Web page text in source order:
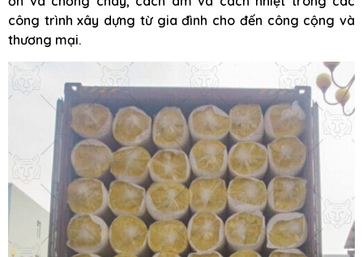
công trình xây dựng từ gia đình cho đến công cộng và
thương mại.